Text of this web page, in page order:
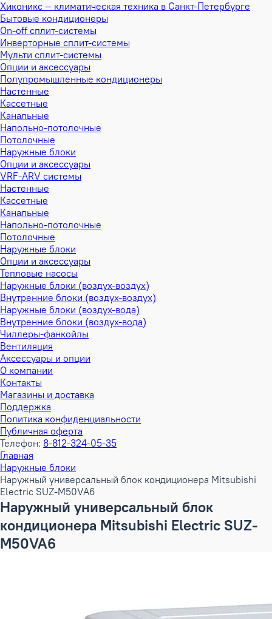
Хиконикс — климатическая техника в Санкт-Петербурге
Бытовые кондиционеры
On-off сплит-системы
Инверторные сплит-системы
Мульти сплит-системы
Опции и аксессуары
Полупромышленные кондиционеры
Настенные
Кассетные
Канальные
Напольно-потолочные
Потолочные
Наружные блоки
Опции и аксессуары
VRF-ARV системы
Настенные
Кассетные
Канальные
Напольно-потолочные
Потолочные
Наружные блоки
Опции и аксессуары
Тепловые насосы
Наружные блоки (воздух-воздух)
Внутренние блоки (воздух-воздух)
Наружные блоки (воздух-вода)
Внутренние блоки (воздух-вода)
Чиллеры-фанкойлы
Вентиляция
Аксессуары и опции
О компании
Контакты
Магазины и доставка
Поддержка
Политика конфиденциальности
Публичная оферта
Телефон: 8-812-324-05-35
Главная
Наружные блоки
Наружный универсальный блок кондиционера Mitsubishi
Electric SUZ-M50VA6
Наружный универсальный блок
кондиционера Mitsubishi Electric SUZ-
M50VA6